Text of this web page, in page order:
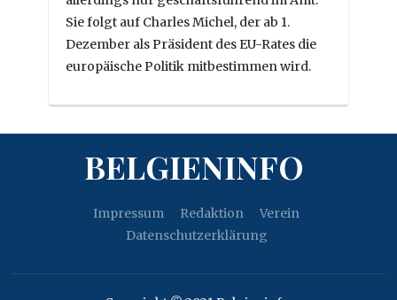
Sie folgt auf Charles Michel, der ab 1.
Dezember als Präsident des EU-Rates die
europäische Politik mitbestimmen wird.
BELGIENINFO
Impressum Redaktion
Verein
Datenschutzerklärung